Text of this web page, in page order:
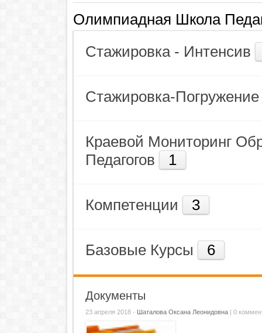
Олимпиадная Школа
Стажировка - Интенсив
Стажировка-Погружение
Краевой Мониторинг
Педагогов
1
Компетенции 3
Базовые Курсы 6
Документы
23 апреля 2018 - Шаталова Оксана Леонидовна | 0